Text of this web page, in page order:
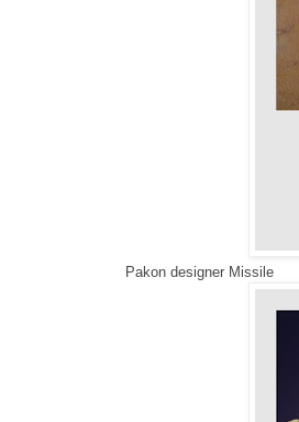
Pakon designer Missile